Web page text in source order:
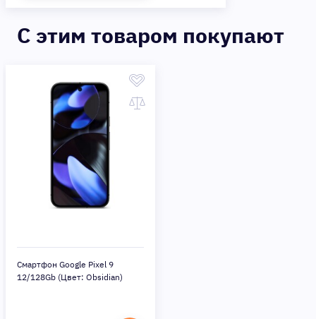
C этим товаром покупают
Смартфон Google Pixel 9
12/128Gb (Цвет: Obsidian)